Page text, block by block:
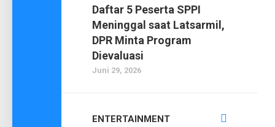
Daftar 5 Peserta SPPI
Meninggal saat Latsarmil,
DPR Minta Program
Dievaluasi
Juni 29, 2026
ENTERTAINMENT